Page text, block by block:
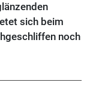
sich beim
noch